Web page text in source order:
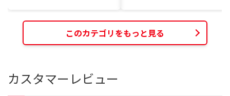
このカテゴリをもっと見る
カスタマーレビュー